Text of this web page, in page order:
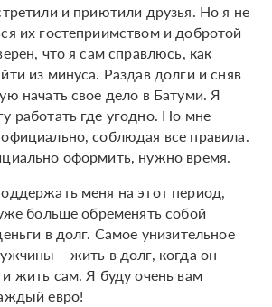
и приютили друзья. Но я не
их гостеприимством и добротой
что я сам справлюсь, как
из минуса. Раздав долги и сняв
начать свое дело в Батуми. Я
работать где угодно. Но мне
соблюдая все правила.
оформить, нужно время.
меня на этот период,
больше обременять собой
в долг. Самое унизительное
– жить в долг, когда он
жить сам. Я буду очень вам
евро!